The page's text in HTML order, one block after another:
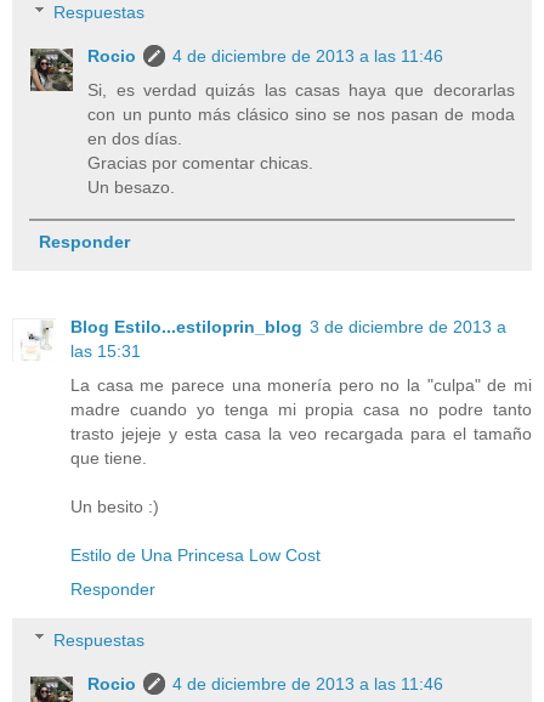
Respuestas
Rocio
4 de diciembre de 2013 a las 11:46
Si, es verdad quizás las casas haya que decorarlas
con un punto más clásico sino se nos pasan de moda
en dos días.
Gracias por comentar chicas.
Un besazo.
Responder
Blog Estilo...estiloprin_blog 3 de diciembre de 2013 a
las 15:31
La casa me parece una monería pero no la "culpa" de mi
madre cuando yo tenga mi propia casa no podre tanto
trasto jejeje y esta casa la veo recargada para el tamaño
que tiene.
Un besito :)
Estilo de Una Princesa Low Cost
Responder
Respuestas
Rocio
4 de diciembre de 2013 a las 11:46